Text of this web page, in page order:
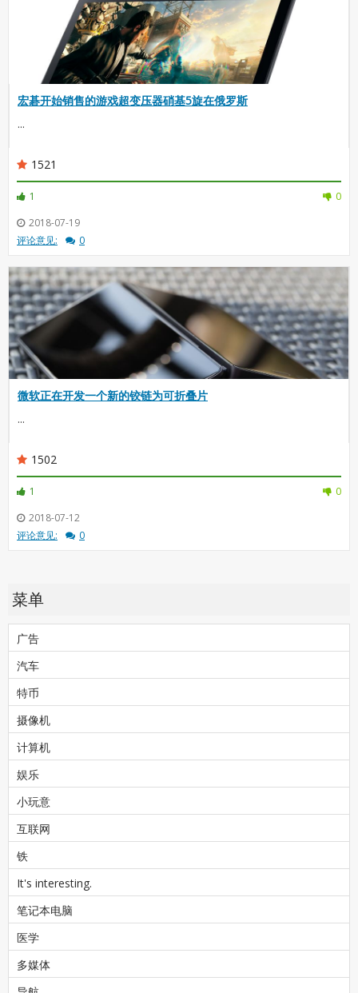
宏碁开始销售的游戏超变压器硝基5旋在俄罗斯
...
1521
1
0
2018-07-19
评论意见:
0
微软正在开发一个新的铰链为可折叠片
...
1502
1
0
2018-07-12
评论意见:
0
菜单
广告
汽车
特币
摄像机
计算机
娱乐
小玩意
互联网
铁
It's interesting.
笔记本电脑
医学
多媒体